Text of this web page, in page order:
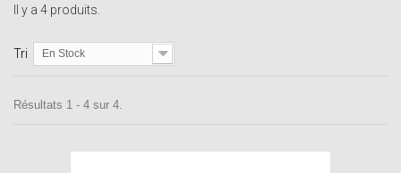
Il y a 4 produits.
Tri En Stock
Résultats 1 - 4 sur 4.